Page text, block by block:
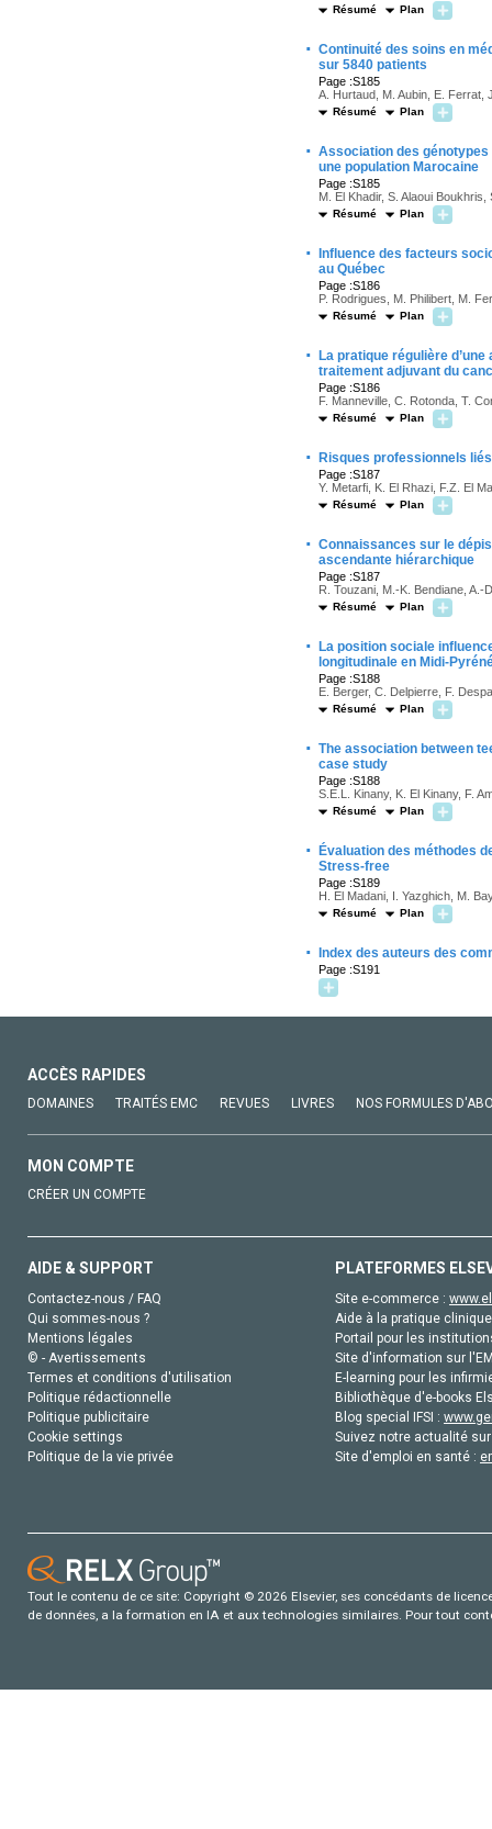
Résumé Plan
· Continuité des soins en
sur 5840 patients
Page :S185
A. Hurtaud, M. Aubin, E. Ferrat,
Résumé Plan
· Association des génotypes
une population Marocaine
Page :S185
M. El Khadir, S. Alaoui
Résumé Plan
·
Influence des facteurs
au Québec
Page :S186
P. Rodrigues, M. Philibert, M.
Résumé Plan
·
La pratique régulière
traitement adjuvant du
Page :S186
F. Manneville, C. Rotonda, T.
Résumé Plan
· Risques professionnels
Page :S187
Y. Metarfi, K. El Rhazi, F.Z. El
Résumé Plan
· Connaissances sur le
ascendante hiérarchique
Page :S187
R. Touzani, M.-K. Bendiane,
Résumé Plan
·
La position sociale
longitudinale en Midi-
Page :S188
E. Berger, C. Delpierre, F.
Résumé Plan
· The association between
case study
Page :S188
S.E.L. Kinany, K. El Kinany, F.
Résumé Plan
·
Évaluation des méthodes
Stress-free
Page :S189
H. El Madani, I. Yazghich, M.
Résumé Plan
· Index des auteurs des
Page :S191
ACCÈS RAPIDES
DOMAINES TRAITÉS EMC REVUES LIVRES NOS FORMULES
MON COMPTE
CRÉER UN COMPTE
AIDE & SUPPORT
Contactez-nous / FAQ
Qui sommes-nous ?
Mentions légales
© - Avertissements
Termes et conditions d'utilisation
Politique rédactionnelle
Politique publicitaire
Cookie settings
Politique de la vie privée
PLATEFORMES
Site e-commerce :
Aide à la pratique
Portail pour les
Site d'information sur
E-learning pour les
Bibliothèque d'e-books
Blog special IFSI :
Suivez notre actualité
Site d'emploi en santé :
Tout le contenu de ce site: Copyright © 2026 Elsevier, ses concédants de
de données, a la formation en IA et aux technologies similaires. Pour tout